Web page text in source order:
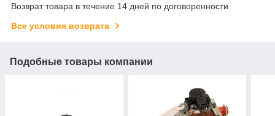
Возврат товара в течение 14 дней по договоренности
Все условия возврата
Подобные товары компании